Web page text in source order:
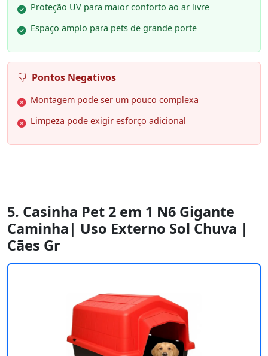
Proteção UV para maior conforto ao ar livre
Espaço amplo para pets de grande porte
Pontos Negativos
Montagem pode ser um pouco complexa
Limpeza pode exigir esforço adicional
5. Casinha Pet 2 em 1 N6 Gigante
Caminha| Uso Externo Sol Chuva |
Cães Gr